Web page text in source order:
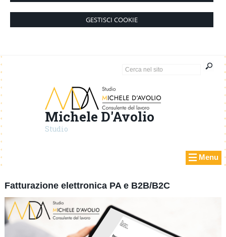
GESTISCI COOKIE
Michele D'Avolio
Studio
Menu
Fatturazione elettronica PA e B2B/B2C